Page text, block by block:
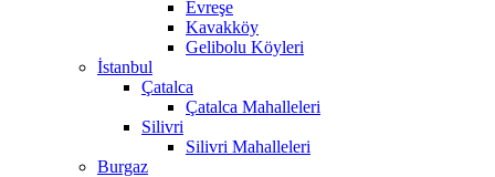
Evreşe
Kavakköy
Gelibolu Köyleri
İstanbul
Çatalca
Çatalca Mahalleleri
Silivri
Silivri Mahalleleri
Burgaz